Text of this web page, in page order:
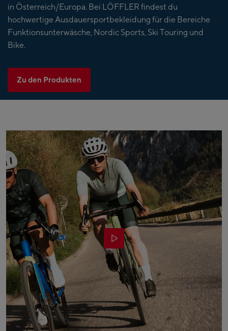
in Österreich/Europa. Bei LÖFFLER findest du
hochwertige Ausdauersportbekleidung für die Bereiche
Funktionsunterwäsche, Nordic Sports, Ski Touring und
Bike.
Zu den Produkten